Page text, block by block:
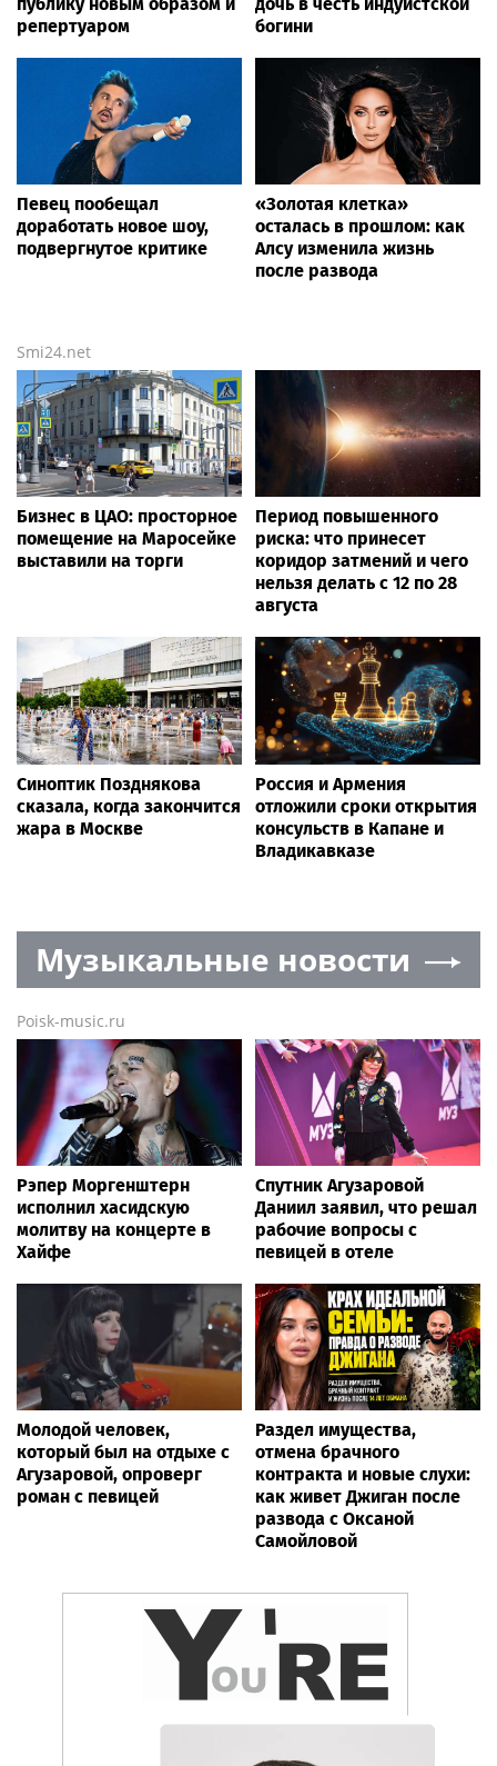
репертуаром
богини
Певец пообещал
доработать новое шоу,
подвергнутое критике
«Золотая клетка»
осталась в прошлом: как
Алсу изменила жизнь
после развода
Smi24.net
Бизнес в ЦАО: просторное
помещение на Маросейке
выставили на торги
Период повышенного
риска: что принесет
коридор затмений и чего
нельзя делать с 12 по 28
августа
Синоптик Позднякова
сказала, когда закончится
жара в Москве
Россия и Армения
отложили сроки открытия
консульств в Капане и
Владикавказе
Музыкальные новости
Poisk-music.ru
Рэпер Моргенштерн
исполнил хасидскую
молитву на концерте в
Хайфе
Спутник Агузаровой
Даниил заявил, что решал
рабочие вопросы с
певицей в отеле
Молодой человек,
который был на отдыхе с
Агузаровой, опроверг
роман с певицей
Раздел имущества,
отмена брачного
контракта и новые слухи:
как живет Джиган после
развода с Оксаной
Самойловой